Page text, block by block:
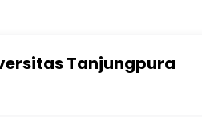
Tanjungpura